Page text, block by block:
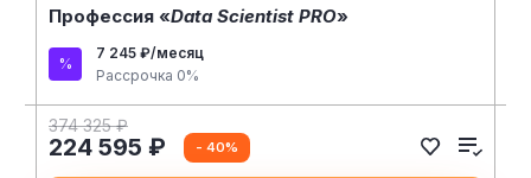
Профессия «Data Scientist PRO»
7 245 ₽/месяц
Рассрочка 0%
374 325 ₽
224 595 ₽ - 40%